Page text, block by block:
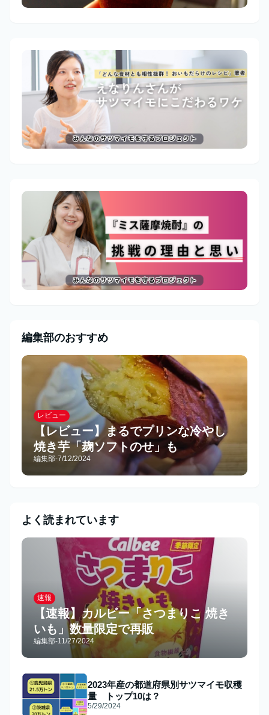
編集部のおすすめ
レビュー
【レビュー】まるでプリンな冷やし
焼き芋「麹ソフトのせ」も
編集部-7/12/2024
よく読まれています
速報
【速報】カルビー「さつまりこ 焼き
いも」数量限定で再販
編集部-11/27/2024
2023年産の都道府県別サツマイモ収穫
量 トップ10は？
5/29/2024